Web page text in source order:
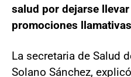
salud por dejarse
promociones
La secretaria de Salud
Solano Sánchez,